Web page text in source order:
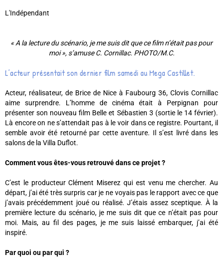
L'Indépendant
« A la lecture du scénario, je me suis dit que ce film n’était pas pour
moi », s’amuse C. Cornillac. PHOTO/M.C.
L’acteur présentait son dernier film samedi au Mega Castillet.
Acteur, réalisateur, de Brice de Nice à Faubourg 36, Clovis Cornillac
aime surprendre. L’homme de cinéma était à Perpignan pour
présenter son nouveau film Belle et Sébastien 3 (sortie le 14 février).
Là encore on ne s’attendait pas à le voir dans ce registre. Pourtant, il
semble avoir été retourné par cette aventure. Il s’est livré dans les
salons de la Villa Duflot.
Comment vous êtes-vous retrouvé dans ce projet ?
C’est le producteur Clément Miserez qui est venu me chercher. Au
départ, j’ai été très surpris car je ne voyais pas le rapport avec ce que
j’avais précédemment joué ou réalisé. J’étais assez sceptique. À la
première lecture du scénario, je me suis dit que ce n’était pas pour
moi. Mais, au fil des pages, je me suis laissé embarquer, j’ai été
inspiré.
Par quoi ou par qui ?